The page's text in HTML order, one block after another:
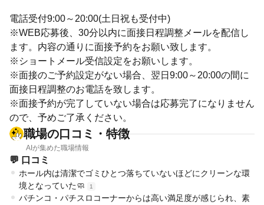
電話受付9:00～20:00(土日祝も受付中)
※WEB応募後、30分以内に面接日程調整メールを配信し
ます。内容の通りに面接予約をお願い致します。
※ショートメール受信設定をお願いします。
※面接のご予約設定がない場合、翌日9:00～20:00の間に
面接日程調整のお電話を致します。
※面接予約が完了していない場合は応募完了になりません
ので、予めご了承ください。
職場の口コミ・特徴
AIが集めた職場情報
💬 口コミ
ホール内は清潔でゴミひとつ落ちていないほどにクリーンな環
境となっていた🧼
1
パチンコ・パチスロコーナーからは高い満足度が感じられ、素